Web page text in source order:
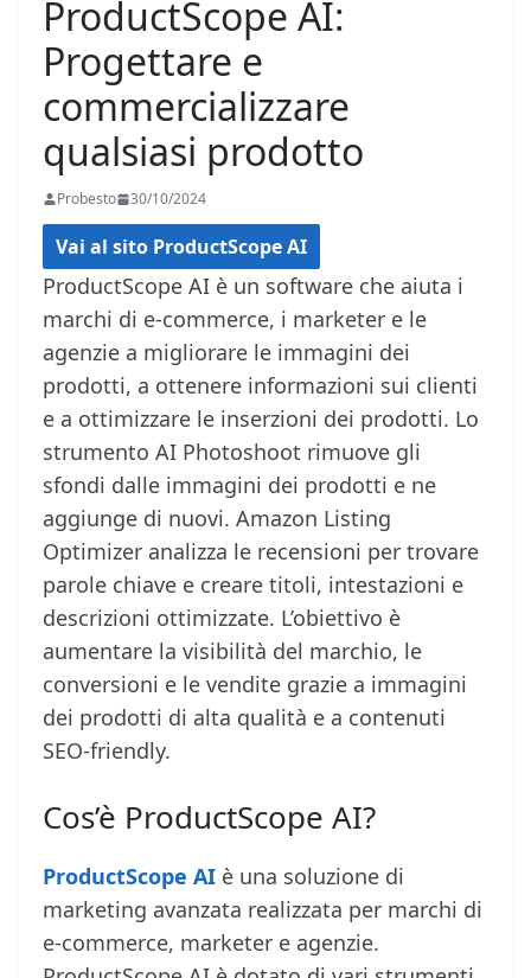
ProductScope AI:
Progettare e
commercializzare
qualsiasi prodotto
Probesto 30/10/2024
Vai al sito ProductScope AI
ProductScope AI è un software che aiuta i
marchi di e-commerce, i marketer e le
agenzie a migliorare le immagini dei
prodotti, a ottenere informazioni sui clienti
e a ottimizzare le inserzioni dei prodotti. Lo
strumento AI Photoshoot rimuove gli
sfondi dalle immagini dei prodotti e ne
aggiunge di nuovi. Amazon Listing
Optimizer analizza le recensioni per trovare
parole chiave e creare titoli, intestazioni e
descrizioni ottimizzate. L’obiettivo è
aumentare la visibilità del marchio, le
conversioni e le vendite grazie a immagini
dei prodotti di alta qualità e a contenuti
SEO-friendly.
Cos’è ProductScope AI?
ProductScope AI è una soluzione di
marketing avanzata realizzata per marchi di
e-commerce, marketer e agenzie.